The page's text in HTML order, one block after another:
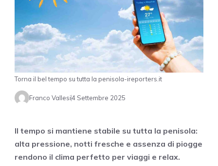
Torna il bel tempo su tutta la penisola-ireporters.it
Franco Vallesi4 Settembre 2025
Il tempo si mantiene stabile su tutta la penisola:
alta pressione, notti fresche e assenza di piogge
rendono il clima perfetto per viaggi e relax.